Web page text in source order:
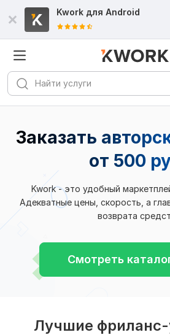
Kwork для Android
Заказать
от 500
Kwork - это удобный
Адекватные цены, скорость, а
возврата
Смотреть
Лучшие фриланс-